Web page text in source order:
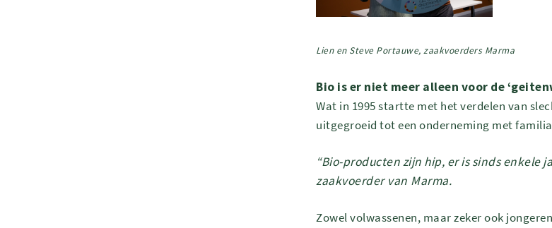
Lien en Steve Portauwe, zaakvoerders Marma
Bio is er niet meer alleen voor de
Wat in 1995 startte met het verdelen van
uitgegroeid tot een onderneming met
“Bio-producten zijn hip, er is sinds enkele
zaakvoerder van Marma.
Zowel volwassenen, maar zeker ook